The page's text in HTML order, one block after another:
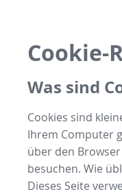
Cookie-
Was sind
Cookies sind
Ihrem Computer
über den
besuchen. Wie
Dieses Seite